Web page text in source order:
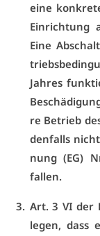
ei­ne
Ein­rich­tung
Ei­ne
Jah­res
re Be­trieb
den­falls
nung (EG)
fal­len.
Art. 3 VI der
le­gen, dass